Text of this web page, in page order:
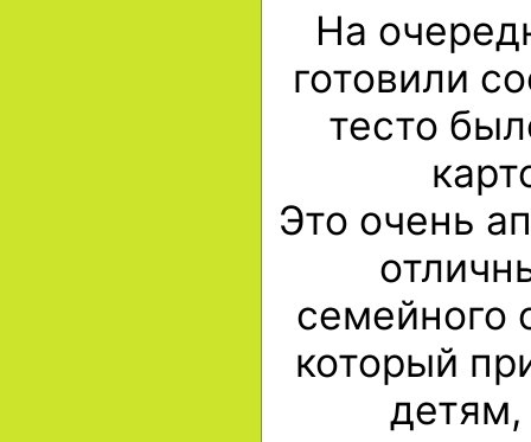
На
готовили
тесто
Это очень
семейного
который